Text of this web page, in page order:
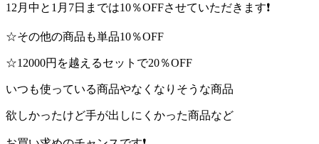
12月中と1月7日までは10％OFFさせていただきます❗
☆その他の商品も単品10％OFF
☆12000円を越えるセットで20％OFF
いつも使っている商品やなくなりそうな商品
欲しかったけど手が出しにくかった商品など